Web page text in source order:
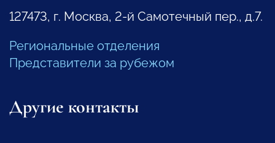
127473, г. Москва, 2-й Самотечный пер., д.7.
Региональные отделения
Представители за рубежом
Другие контакты